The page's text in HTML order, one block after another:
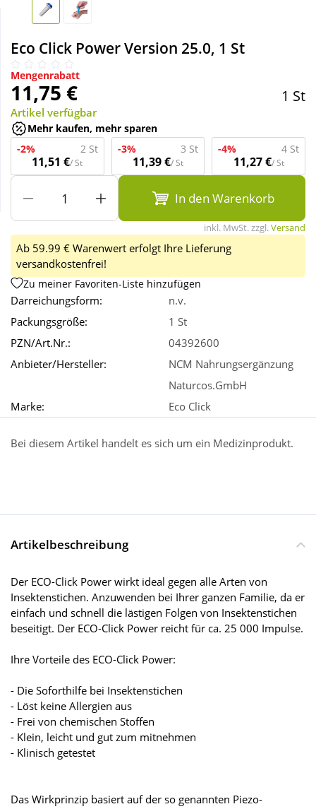
Sanitätshaus
Sport & Fitness
Tierbedarf
Wellness
Eco Click Power Version 25.0, 1 St
Mengenrabatt
11,75 € 1 St
Artikel verfügbar
Mehr kaufen, mehr sparen
-2%
2 St
11,51 €/ St
-3% 3 St
11,39 €/ St
-4% 4 St
11,27 €/ St
In den Warenkorb
inkl. MwSt. zzgl.Versand
Ab 59.99 € Warenwert erfolgt Ihre Lieferung
versandkostenfrei!
Zu meiner Favoriten-Liste hinzufügen
Darreichungsform:
n.v.
Packungsgröße:
1 St
PZN/Art.Nr.:
04392600
Anbieter/Hersteller:
NCM Nahrungsergänzung
Naturcos.GmbH
Marke:
Eco Click
Bei diesem Artikel handelt es sich um ein Medizinprodukt.
Artikelbeschreibung
Der ECO-Click Power wirkt ideal gegen alle Arten von
Insektenstichen. Anzuwenden bei Ihrer ganzen Familie, da er
einfach und schnell die lästigen Folgen von Insektenstichen
beseitigt. Der ECO-Click Power reicht für ca. 25 000 Impulse.
Ihre Vorteile des ECO-Click Power:
- Die Soforthilfe bei Insektenstichen
- Löst keine Allergien aus
- Frei von chemischen Stoffen
- Klein, leicht und gut zum mitnehmen
- Klinisch getestet
Das Wirkprinzip basiert auf der so genannten Piezo-